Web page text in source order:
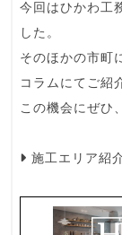
今回はひかわ工
した。
そのほかの市町
コラムにてご紹
この機会にぜひ
施工エリア紹